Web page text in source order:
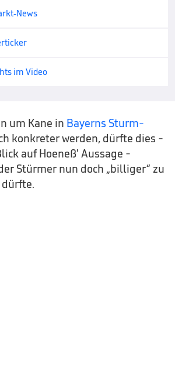
News
im Video
um Kane in Bayerns Sturm-
konkreter werden, dürfte dies -
auf Hoeneß' Aussage -
Stürmer nun doch „billiger“ zu